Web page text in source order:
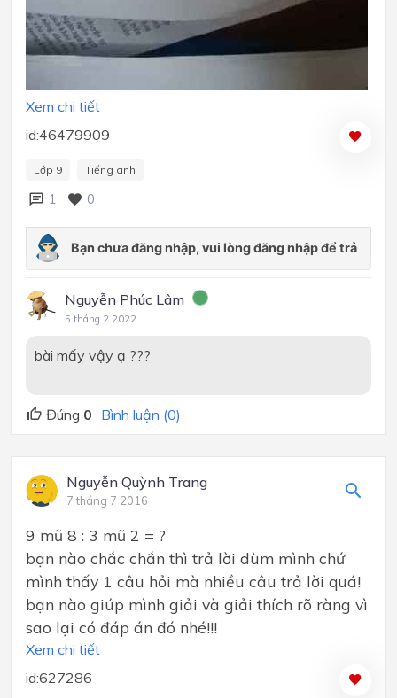
Xem chi tiết
id:46479909
Lớp 9 Tiếng anh
1 0
Nguyễn Phúc Lâm
5 tháng 2 2022
bài mấy vậy ạ ???
Đúng 0 Bình luận (0)
Nguyễn Quỳnh Trang
7 tháng 7 2016
9 mũ 8 : 3 mũ 2 = ?
bạn nào chắc chắn thì trả lời dùm mình chứ
mình thấy 1 câu hỏi mà nhiều câu trả lời quá!
bạn nào giúp mình giải và giải thích rõ ràng vì
sao lại có đáp án đó nhé!!!
Xem chi tiết
id:627286